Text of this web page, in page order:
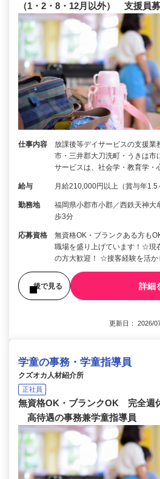
（1・2・8・12月以外） 支援員
仕事内容
放課後等デイサービスの支援
市・三井郡大刀洗町・うきは市
サービスは、社会学・教育学
給与 月給210,000円以上（賞与年1.5
勤務地
福岡県小郡市小郡／西鉄天神大
歩3分
応募資格
無資格OK・ブランクある方も
職場を盛り上げています！☆現
の方大歓迎！ ☆接客経験を活
後で見る 詳細
更新日： 2026/
学童の事務・学童指導員
クズオカ人材紹介所
正社員
無資格OK・ブランクOK 完全週
高待遇の事務兼学童指導員